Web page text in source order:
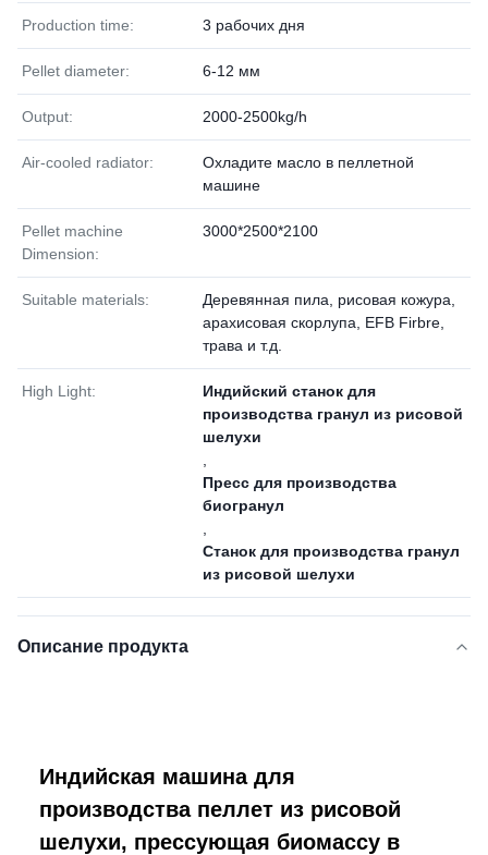
Production time: 3 рабочих дня
Pellet diameter: 6-12 мм
Output: 2000-2500kg/h
Air-cooled radiator:
Охладите масло в пеллетной
машине
Pellet machine
Dimension:
3000*2500*2100
Suitable materials:
Деревянная пила, рисовая кожура,
арахисовая скорлупа, EFB Firbre,
трава и т.д.
High Light:
Индийский станок для
производства гранул из рисовой
шелухи
Пресс для производства
биогранул
Станок для производства гранул
из рисовой шелухи
Описание продукта
Индийская машина для
производства пеллет из рисовой
шелухи, прессующая биомассу в